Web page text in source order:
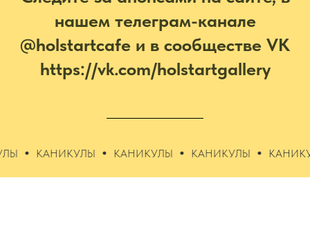
нашем телеграм-канале
@holstartcafe и в сообществе VK
https://vk.com/holstartgallery
КАНИКУЛЫ КАНИКУЛЫ КАНИКУЛЫ КАНИКУЛЫ